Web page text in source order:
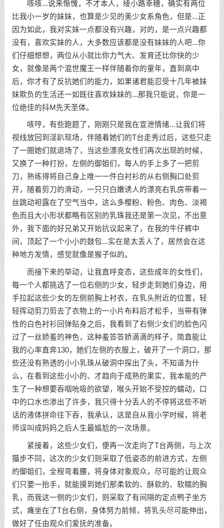
咳咳...说来惭愧，不才本人，绫小路幸穗，确实有两位
比我小一岁的妹妹，也算是少见的美少女系角色，但是...正
因为如此，我对实妹一点都没有兴趣，对的，是一点兴趣都
没有，喜欢实妹的人，大多数应该都是没有妹妹的人吧...你
们仔细想想，两位从小就比你力气大、发育还比你快的少
女，就像是两个混世魔王一样伴随着你的童年，直到高中
后，你才有了反抗她们的能力，如果诸君能忍受十几年被妹
妹欺负的生活还一如既往喜欢妹妹的...那我只能说，你是一
位绝佳的抖M先天圣体。
咳哼，有些跑题了，刚刚只是我在宣泄情绪...让我们将
视线放回到淫趴现场，伴随着她们的T台走秀过后，这些只走
了一圈她们就退场了，当这些漂亮女性们再次出现的时候，
又换了一种打扮，左侧的御姐们，每人的手上多了一把剪
刀，熟练得将自己身上唯一一件白衬衫的从右侧胸口处剪
开，随着剪刀的滑动，一只只白嫩诱人的漂亮右乳房带着一
丝跳动袒露在了空气当中，这么多樱粉、粉色、肉色、淡褐
色而且大小形状都略有区别的乳珠我还是第一次见，不出意
外，我下面的好兄弟又开始抗议起来了，在我的牛仔裤中
间，顶起了一个小小的鼓包...实在是太丢人了，居然会在这
种地方发情，感觉就像是猴子似的。
而接下来的举动，让我直呼变态，这些成年的女性们，
每一个人都挑选了一位右侧的少女，轻步走到她们身边，用
手拉起这些少女的左侧前胸上衬衣，在乳头附近的位置，轻
轻挥动剪刀剪去了衣物上的一小片布料后才松手，当带有弹
性的白色衬衫回弹贴身之后，我看到了右侧少女们的脸色闪
过了一丝娇羞的神色，这种羞答答娇滴滴的样子，简直能让
我的心率直奔130，她们左侧的衣服上，破开了一个洞口，那
些还没有熟透的小小乳珠从破洞中探出了头，不知道为什
么，在看到这些小小的、才趋向于成熟的果实，我本能的产
生了一种想要吞咽吮吸的欲望，喉头开始不受控的蠕动，口
中的口水也渗出了许多，我只得十分丢人的不停将这些不听
话的液体拼命往下吞，我承认，这是自从我小学时候，将老
师误叫成妈妈之后人生最尴尬的一次场景。
紧接着，这些少女们，便再一次走向了T台两侧，与上次
猫步不同，这次的少女们则采取了低姿态的前进方式，左侧
的御姐们，全程弯着腰，将身体对象观众，尽可能的让观众
们只要一抬手，就能摸到她们那柔软的、酥软的、软糯的胸
乳，而我这一侧的少女们，则采取了有间隔的定点鸭子坐方
式，瘫坐在了T台右侧，身体努力前倾，将乳头尽可能伸出，
做好了任由观众们爱抚的准备。